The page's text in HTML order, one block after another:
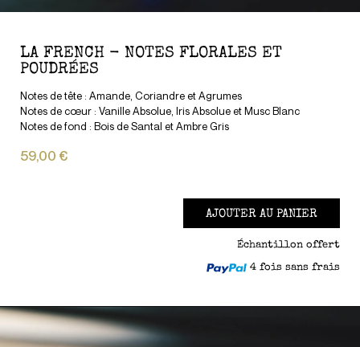
LA FRENCH - NOTES FLORALES ET
POUDRÉES
Notes de tête : Amande, Coriandre et Agrumes
Notes de cœur : Vanille Absolue, Iris Absolue et Musc Blanc
Notes de fond : Bois de Santal et Ambre Gris
59,00 €
AJOUTER AU PANIER
Échantillon offert
4 fois sans frais